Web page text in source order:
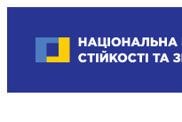
content
Національна платформа стійкості та згуртованості
стратегічні